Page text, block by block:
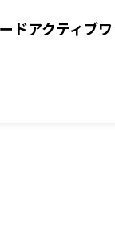
ドアクティブ